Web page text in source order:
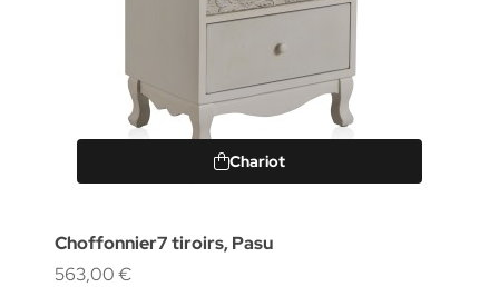
Chariot
Choffonnier7 tiroirs, Pasu
563,00 €